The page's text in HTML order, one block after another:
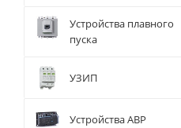
Устройства плавного
пуска
УЗИП
Устройства АВР